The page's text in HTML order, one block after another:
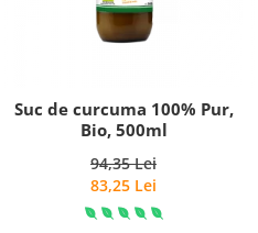
Suc de curcuma 100% Pur,
Bio, 500ml
94,35 Lei
83,25 Lei